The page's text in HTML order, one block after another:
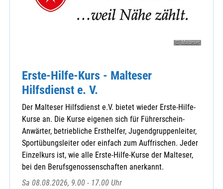
© Malteser
Erste-Hilfe-Kurs - Malteser
Hilfsdienst e. V.
Der Malteser Hilfsdienst e.V. bietet wieder Erste-Hilfe-
Kurse an. Die Kurse eigenen sich für Führerschein-
Anwärter, betriebliche Ersthelfer, Jugendgruppenleiter,
Sportübungsleiter oder einfach zum Auffrischen. Jeder
Einzelkurs ist, wie alle Erste-Hilfe-Kurse der Malteser,
bei den Berufsgenossenschaften anerkannt.
Sa 08.08.2026, 9.00 - 17.00 Uhr